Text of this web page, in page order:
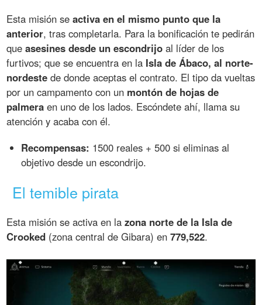
Esta misión seactiva en el mismo punto que la
anterior, tras completarla. Para la bonificación te pedirán
queasesines desde un escondrijo al líder de los
furtivos; que se encuentra en la Isla de Ábaco, al norte-
nordeste de donde aceptas el contrato. El tipo da vueltas
por un campamento con un montón de hojas de
palmera en uno de los lados. Escóndete ahí, llama su
atención y acaba con él.
Recompensas: 1500 reales + 500 si eliminas al
objetivo desde un escondrijo.
El temible pirata
Esta misión se activa en lazona norte de la Isla de
Crooked (zona central de Gibara) en779,522.